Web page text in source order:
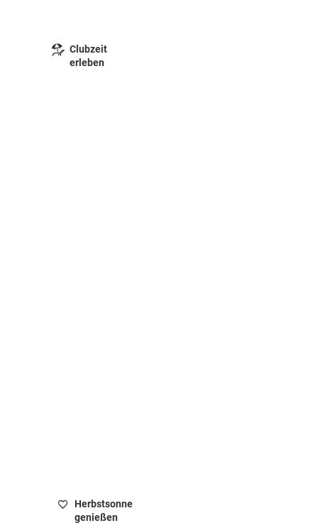
Clubzeit
erleben
Herbstsonne
genießen